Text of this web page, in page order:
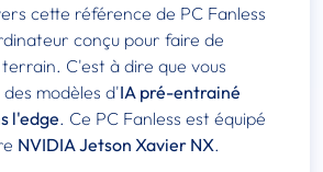
cette référence de PC Fanless
conçu pour faire de
C'est à dire que vous
modèles d'IA pré-entrainé
l'edge. Ce PC Fanless est équipé
NVIDIA Jetson Xavier NX.